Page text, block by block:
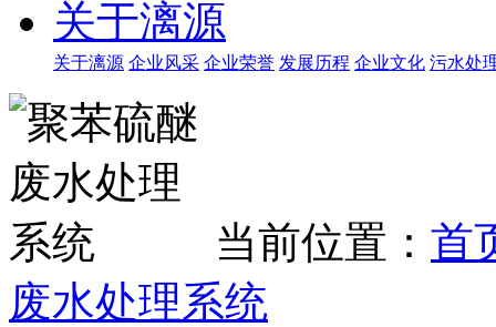
关于漓源
关于漓源 企业风采 企业荣誉 发展历程 企业文化 污水处
当前位置： 首
废水处理系统